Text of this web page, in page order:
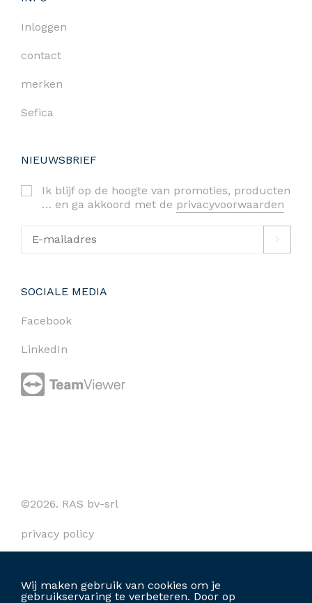
Wij maken gebruik van cookies om je
gebruikservaring te verbeteren. Door op
Inloggen
contact
merken
Sefica
NIEUWSBRIEF
Ik blijf op de hoogte van promoties, producten
… en ga akkoord met de privacyvoorwaarden
SOCIALE MEDIA
Facebook
LinkedIn
©2026. RAS bv-srl
privacy policy
algemene voorwaarden